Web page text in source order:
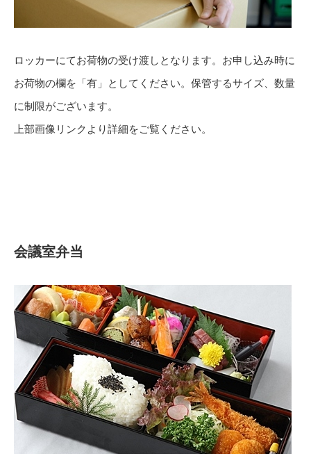
ロッカーにてお荷物の受け渡しとなります。お申し込み時に
お荷物の欄を「有」としてください。保管するサイズ、数量
に制限がございます。
上部画像リンクより詳細をご覧ください。
会議室弁当